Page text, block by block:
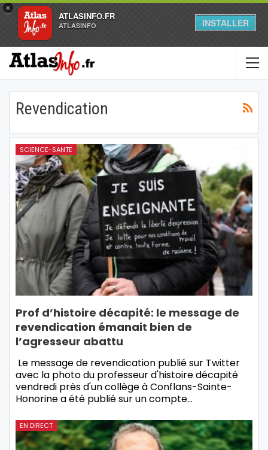
×
ATLASINFO.FR
ATLASINFO INSTALLER
Revendication
SCIENCE-SANTE
Prof d’histoire décapité: le message de
revendication émanait bien de
l’agresseur abattu
Le message de revendication publié sur Twitter
avec la photo du professeur d'histoire décapité
vendredi près d'un collège à Conflans-Sainte-
Honorine a été publié sur un compte…
EN DIRECT